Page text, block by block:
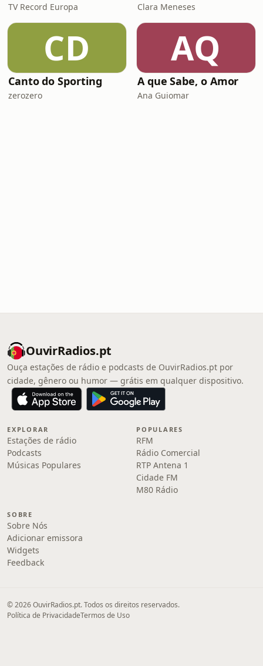
TV Record Europa Clara Meneses
CD
Canto do Sporting
zerozero
AQ
A que Sabe, o Amor
Ana Guiomar
OuvirRadios.pt
Ouça estações de rádio e podcasts de OuvirRadios.pt por
cidade, gênero ou humor — grátis em qualquer dispositivo.
EXPLORAR
Estações de rádio
Podcasts
Músicas Populares
POPULARES
RFM
Rádio Comercial
RTP Antena 1
Cidade FM
M80 Rádio
SOBRE
Sobre Nós
Adicionar emissora
Widgets
Feedback
© 2026 OuvirRadios.pt. Todos os direitos reservados.
Política de PrivacidadeTermos de Uso